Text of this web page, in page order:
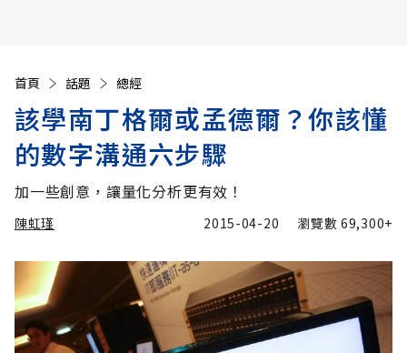
首頁 話題 總經
該學南丁格爾或孟德爾？你該懂
的數字溝通六步驟
加一些創意，讓量化分析更有效！
陳虹瑾 2015-04-20 瀏覽數69,300+